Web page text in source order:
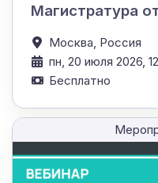
Магистратура
Москва, Россия
пн, 20 июля 2026,
Бесплатно